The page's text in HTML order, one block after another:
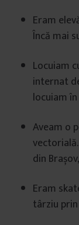
Eram
Încă mai
Locuiam
internat
locuiam
Aveam o
din
Eram
târziu